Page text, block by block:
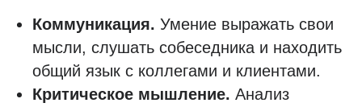
Коммуникация. Умение выражать свои
мысли, слушать собеседника и находить
общий язык с коллегами и клиентами.
Критическое мышление. Анализ